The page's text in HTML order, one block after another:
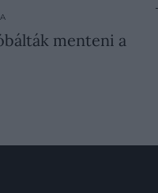
menteni a